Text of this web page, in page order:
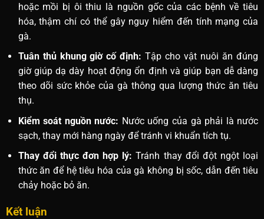
hoặc mồi bị ôi thiu là nguồn gốc của các bệnh về tiêu
hóa, thậm chí có thể gây nguy hiểm đến tính mạng của
gà.
Tuân thủ khung giờ cố định: Tập cho vật nuôi ăn đúng
giờ giúp dạ dày hoạt động ổn định và giúp bạn dễ dàng
theo dõi sức khỏe của gà thông qua lượng thức ăn tiêu
thụ.
Kiểm soát nguồn nước: Nước uống của gà phải là nước
sạch, thay mới hàng ngày để tránh vi khuẩn tích tụ.
Thay đổi thực đơn hợp lý: Tránh thay đổi đột ngột loại
thức ăn để hệ tiêu hóa của gà không bị sốc, dẫn đến tiêu
chảy hoặc bỏ ăn.
Kết luận